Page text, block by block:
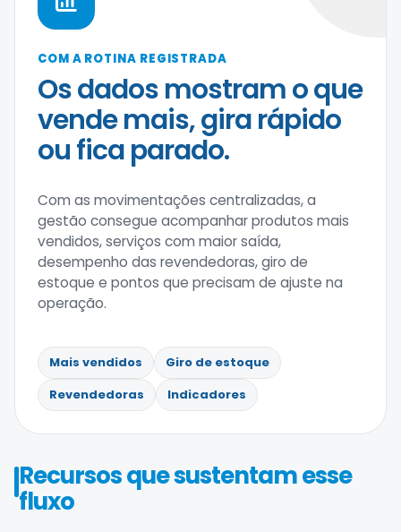
COM A ROTINA REGISTRADA
Os dados mostram o que
vende mais, gira rápido
ou fica parado.
Com as movimentações centralizadas, a
gestão consegue acompanhar produtos mais
vendidos, serviços com maior saída,
desempenho das revendedoras, giro de
estoque e pontos que precisam de ajuste na
operação.
Mais vendidos
Giro de estoque
Revendedoras
Indicadores
Recursos que sustentam esse
fluxo